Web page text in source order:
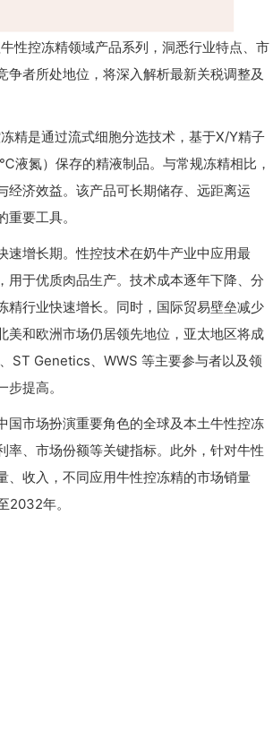
性控冻精领域产品系列，洞悉行业特点、市
者所处地位，将深入解析最新关税调整及
精是通过流式细胞分选技术，基于X/Y精子
氮）保存的精液制品。与常规冻精相比，
济效益。该产品可长期储存、远距离运
要工具。
速增长期。性控技术在奶牛产业中应用最
于优质肉品生产。技术成本逐年下降、分
精行业快速增长。同时，国际贸易壁垒减少
美和欧洲市场仍居领先地位，亚太地区将成
ST Genetics、WWS 等主要参与者以及领
提高。
国市场扮演重要角色的全球及本土牛性控冻
、市场份额等关键指标。此外，针对牛性
、收入，不同应用牛性控冻精的市场销量
2032年。